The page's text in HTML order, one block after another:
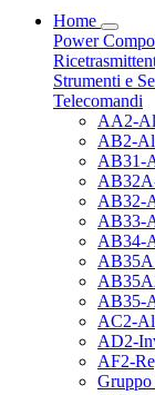
Home
Power
Strumenti e
Telecomandi
AA2-
AB2-
AB31-
AB32-
AB33-
AB34-
AB35-
AC2-
AD2-
AF2-